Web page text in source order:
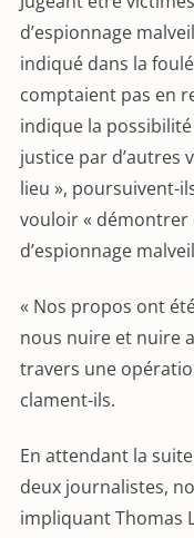
d’espionnage
indiqué dans la
comptaient pas en
indique la
justice par d’autres
lieu », poursuivent-
vouloir « démontrer
d’espionnage
« Nos propos ont
nous nuire et nuire
travers une
clament-ils.
En attendant la
deux journalistes,
impliquant Thomas